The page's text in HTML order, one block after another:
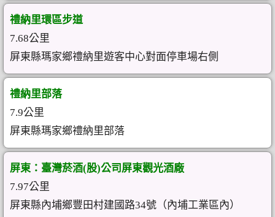
禮納里環區步道
7.68公里
屏東縣瑪家鄉禮納里遊客中心對面停車場右側
禮納里部落
7.9公里
屏東縣瑪家鄉禮納里部落
屏東：臺灣菸酒(股)公司屏東觀光酒廠
7.97公里
屏東縣內埔鄉豐田村建國路34號（內埔工業區內）